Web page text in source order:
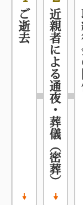
また、代表
先や社員な
する場でもあ
今後の体制
も、社葬を
葬が、今後
ります。
社葬のプラン
ご逝去 近親者による通夜・葬儀（密葬）